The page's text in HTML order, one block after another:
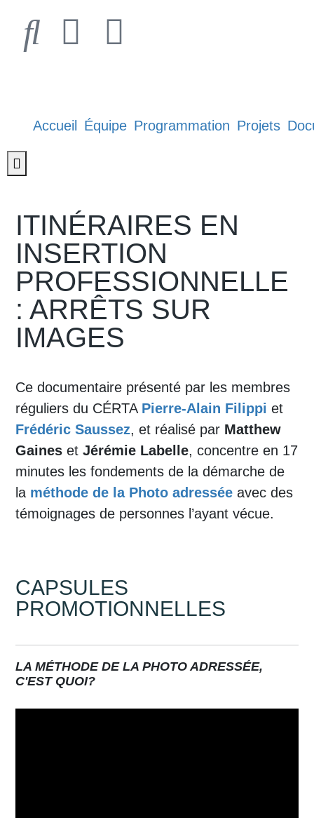
Accueil Équipe Programmation Projets
Hamburger Toggle Menu
ITINÉRAIRES EN
INSERTION
PROFESSIONNELLE
: ARRÊTS SUR
IMAGES
Ce documentaire présenté par les membres
réguliers du CÉRTA Pierre-Alain Filippi et
Frédéric Saussez, et réalisé par Matthew
Gaines et Jérémie Labelle, concentre en 17
minutes les fondements de la démarche de
la méthode de la Photo adressée avec des
témoignages de personnes l’ayant vécue.
CAPSULES
PROMOTIONNELLES
LA MÉTHODE DE LA PHOTO ADRESSÉE,
C'EST QUOI?